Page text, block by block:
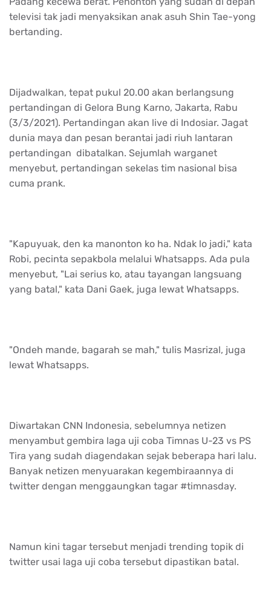
televisi tak jadi menyaksikan anak asuh Shin Tae-yong
bertanding.
Dijadwalkan, tepat pukul 20.00 akan berlangsung
pertandingan di Gelora Bung Karno, Jakarta, Rabu
(3/3/2021). Pertandingan akan live di Indosiar. Jagat
dunia maya dan pesan berantai jadi riuh lantaran
pertandingan dibatalkan. Sejumlah warganet
menyebut, pertandingan sekelas tim nasional bisa
cuma prank.
"Kapuyuak, den ka manonton ko ha. Ndak lo jadi," kata
Robi, pecinta sepakbola melalui Whatsapps. Ada pula
menyebut, "Lai serius ko, atau tayangan langsuang
yang batal," kata Dani Gaek, juga lewat Whatsapps.
"Ondeh mande, bagarah se mah," tulis Masrizal, juga
lewat Whatsapps.
Diwartakan CNN Indonesia, sebelumnya netizen
menyambut gembira laga uji coba Timnas U-23 vs PS
Tira yang sudah diagendakan sejak beberapa hari lalu.
Banyak netizen menyuarakan kegembiraannya di
twitter dengan menggaungkan tagar #timnasday.
Namun kini tagar tersebut menjadi trending topik di
twitter usai laga uji coba tersebut dipastikan batal.